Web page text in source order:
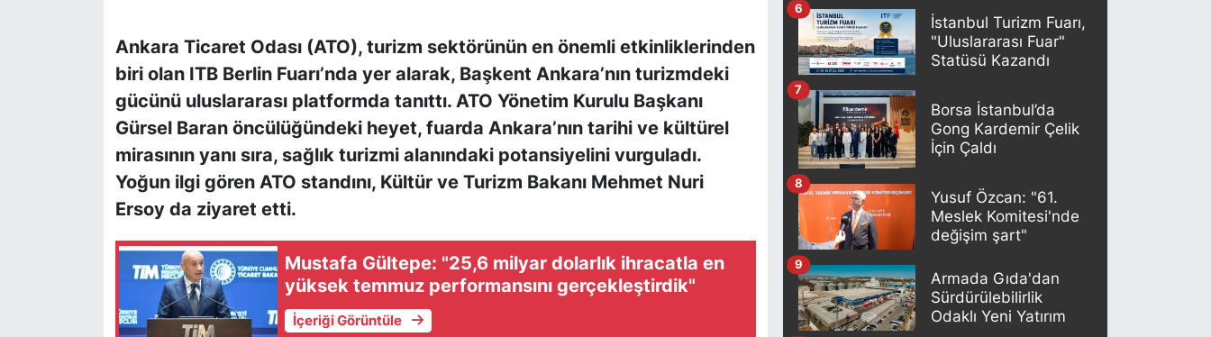
Ankara Ticaret Odası (ATO), turizm sektörünün en önemli etkinliklerinden
biri olan ITB Berlin Fuarı’nda yer alarak, Başkent Ankara’nın turizmdeki
gücünü uluslararası platformda tanıttı. ATO Yönetim Kurulu Başkanı
Gürsel Baran öncülüğündeki heyet, fuarda Ankara’nın tarihi ve kültürel
mirasının yanı sıra, sağlık turizmi alanındaki potansiyelini vurguladı.
Yoğun ilgi gören ATO standını, Kültür ve Turizm Bakanı Mehmet Nuri
Ersoy da ziyaret etti.
Mustafa Gültepe: "25,6 milyar dolarlık ihracatla en
yüksek temmuz performansını gerçekleştirdik"
İçeriği Görüntüle
İstanbul Turizm Fuarı,
"Uluslararası Fuar"
Statüsü Kazandı
6
Borsa İstanbul’da
Gong Kardemir Çelik
İçin Çaldı
7
Yusuf Özcan: "61.
Meslek Komitesi'nde
değişim şart"
8
Armada Gıda'dan
Sürdürülebilirlik
Odaklı Yeni Yatırım
9